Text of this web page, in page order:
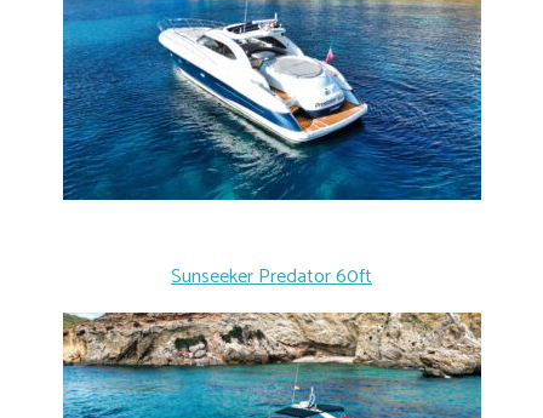
Sunseeker Predator 60ft